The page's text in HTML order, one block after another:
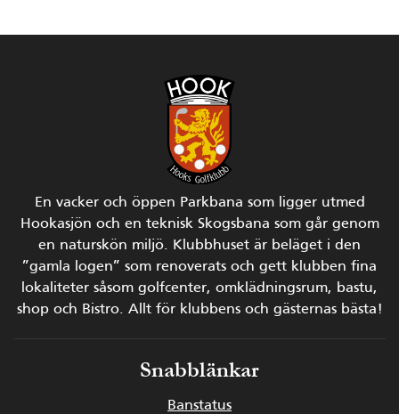
En vacker och öppen Parkbana som ligger utmed
Hookasjön och en teknisk Skogsbana som går genom
en naturskön miljö. Klubbhuset är beläget i den
”gamla logen” som renoverats och gett klubben fina
lokaliteter såsom golfcenter, omklädningsrum, bastu,
shop och Bistro. Allt för klubbens och gästernas bästa!
Snabblänkar
Banstatus